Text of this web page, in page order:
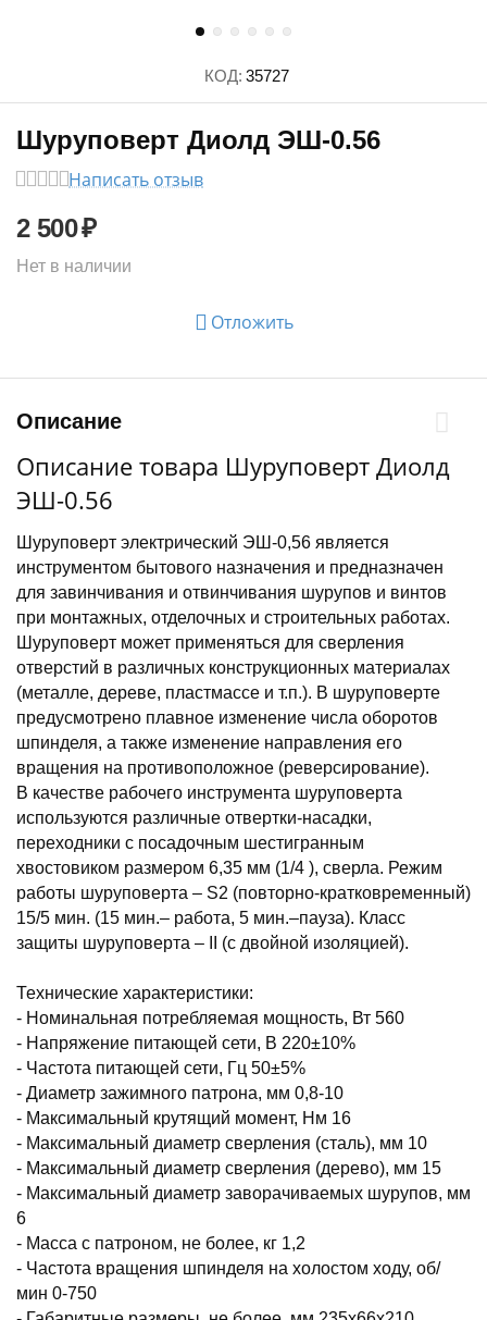
КОД: 35727
Шуруповерт Диолд ЭШ-0.56
Написать отзыв
2 500₽
Нет в наличии
Отложить
Описание
Описание товара Шуруповерт Диолд
ЭШ-0.56
Шуруповерт электрический ЭШ-0,56 является
инструментом бытового назначения и предназначен
для завинчивания и отвинчивания шурупов и винтов
при монтажных, отделочных и строительных работах.
Шуруповерт может применяться для сверления
отверстий в различных конструкционных материалах
(металле, дереве, пластмассе и т.п.). В шуруповерте
предусмотрено плавное изменение числа оборотов
шпинделя, а также изменение направления его
вращения на противоположное (реверсирование).
В качестве рабочего инструмента шуруповерта
используются различные отвертки-насадки,
переходники с посадочным шестигранным
хвостовиком размером 6,35 мм (1/4 ), сверла. Режим
работы шуруповерта – S2 (повторно-кратковременный)
15/5 мин. (15 мин.– работа, 5 мин.–пауза). Класс
защиты шуруповерта – II (с двойной изоляцией).
Технические характеристики:
- Номинальная потребляемая мощность, Вт 560
- Напряжение питающей сети, В 220±10%
- Частота питающей сети, Гц 50±5%
- Диаметр зажимного патрона, мм 0,8-10
- Максимальный крутящий момент, Нм 16
- Максимальный диаметр сверления (сталь), мм 10
- Максимальный диаметр сверления (дерево), мм 15
- Максимальный диаметр заворачиваемых шурупов, мм
6
- Масса с патроном, не более, кг 1,2
- Частота вращения шпинделя на холостом ходу, об/
мин 0-750